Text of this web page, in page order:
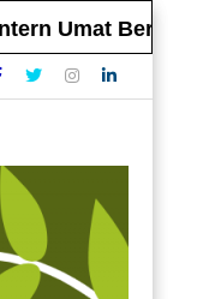
Beragama